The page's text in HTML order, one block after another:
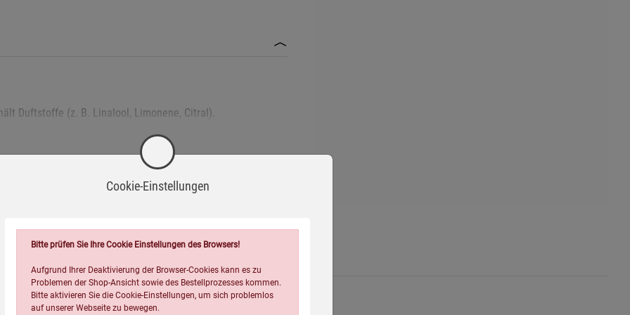
Duftstoffe (z. B. Linalool, Limonene, Citral).
aufbewahren.
wieder aufsetzen, um Duft zu erhalten.
ca. 1 cm Wachsrest löschen.
Passend dazu
Cookie-Einstellungen
Bitte prüfen Sie Ihre Cookie Einstellungen des Browsers!
Aufgrund Ihrer Deaktivierung der Browser-Cookies kann es zu
Problemen der Shop-Ansicht sowie des Bestellprozesses kommen.
Bitte aktivieren Sie die Cookie-Einstellungen, um sich problemlos
auf unserer Webseite zu bewegen.